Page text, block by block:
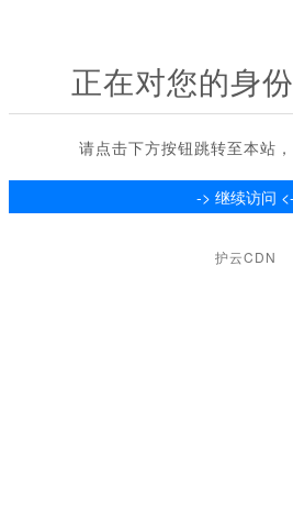
正在对您的身
请点击下方按钮跳转至本站
护云CDN